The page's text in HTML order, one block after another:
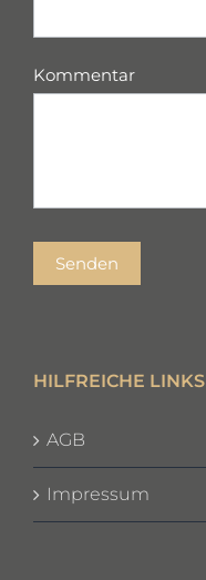
Kommentar
Senden
HILFREICHE LINKS
AGB
Impressum